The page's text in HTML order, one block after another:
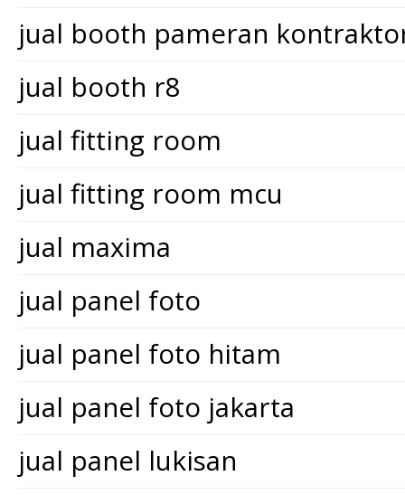
jual booth pameran
jual booth r8
jual fitting room
jual fitting room mcu
jual maxima
jual panel foto
jual panel foto hitam
jual panel foto jakarta
jual panel lukisan